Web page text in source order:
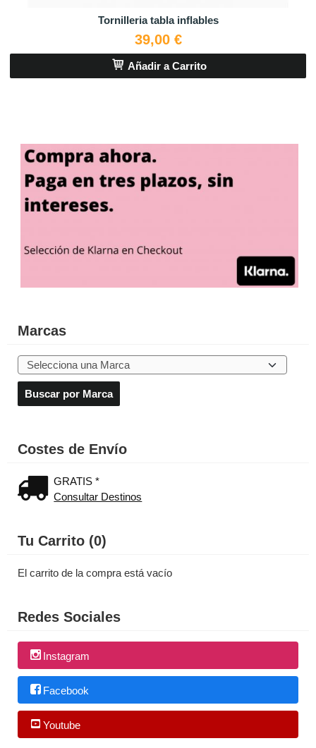
Marcas
Costes de Envío
GRATIS *
Consultar Destinos
Tu Carrito (0)
El carrito de la compra está vacío
Redes Sociales
Instagram
Facebook
Youtube
Tornilleria tabla inflables
39,00 €
Añadir a Carrito